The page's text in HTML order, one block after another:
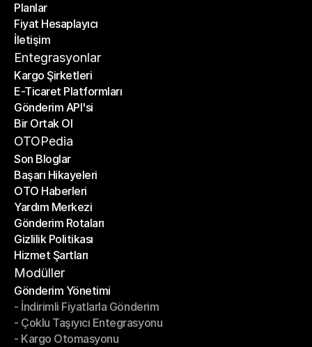
Anasayfa
Planlar
Planlar
Fiyat Hesaplayıcı
Fiyat Hesaplayıcı
İletişim
İletişim
Entegrasyonlar
Kargo Şirketleri
Kargo Şirketleri
E-Ticaret Platformları
E-Ticaret Platformları
Gönderim API'si
Gönderim API'si
Bir Ortak Ol
Bir Ortak Ol
OTOPedia
Son Bloglar
Son Bloglar
Başarı Hikayeleri
Başarı Hikayeleri
OTO Haberleri
OTO Haberleri
Yardım Merkezi
Yardım Merkezi
Gönderim Rotaları
Gönderim Rotaları
Gizlilik Politikası
Gizlilik Politikası
Hizmet Şartları
Hizmet Şartları
Modüller
Gönderim Yönetimi
Gönderim Yönetimi
- İndirimli Fiyatlarla Gönderim
- İndirimli Fiyatlarla Gönderim
- Çoklu Taşıyıcı Entegrasyonu
- Çoklu Taşıyıcı Entegrasyonu
- Kargo Otomasyonu